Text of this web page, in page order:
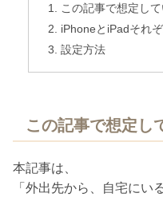
この記事で想定し
iPhoneとiPadそれ
設定方法
この記事で想定し
本記事は、
「外出先から、自宅にい